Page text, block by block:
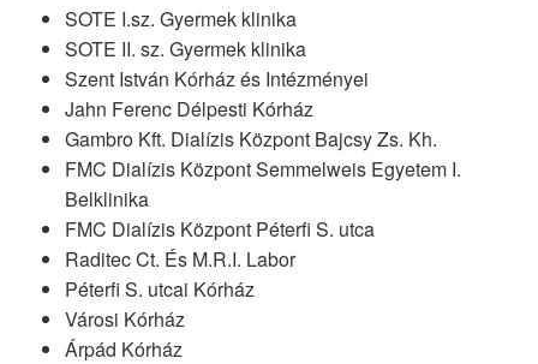
SOTE I.sz. Gyermek klinika
SOTE II. sz. Gyermek klinika
Szent István Kórház és Intézményei
Jahn Ferenc Délpesti Kórház
Gambro Kft. Dialízis Központ Bajcsy Zs. Kh.
FMC Dialízis Központ Semmelweis Egyetem I.
Belklinika
FMC Dialízis Központ Péterfi S. utca
Raditec Ct. És M.R.I. Labor
Péterfi S. utcai Kórház
Városi Kórház
Árpád Kórház